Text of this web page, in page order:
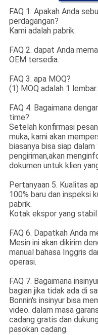
FAQ 1. Apakah Anda
perdagangan?
Kami adalah pabrik.
FAQ 2. dapat Anda
OEM tersedia.
FAQ 3. apa MOQ?
(1) MOQ adalah 1 lembar.
FAQ 4. Bagaimana
time?
Setelah konfirmasi
muka, kami akan
biasanya bisa siap
pengiriman,akan
dokumen untuk klien
Pertanyaan 5. Kualitas
100% baru dan inspeksi
pabrik.
Kotak ekspor yang
FAQ 6. Dapatkah Anda
Mesin ini akan dikirim
manual bahasa Inggris
operasi.
FAQ 7. Bagaimana
bagian jika tidak ada di
Bonnin's insinyur bisa
video. dalam masa
cadang gratis dan
pasokan cadang.